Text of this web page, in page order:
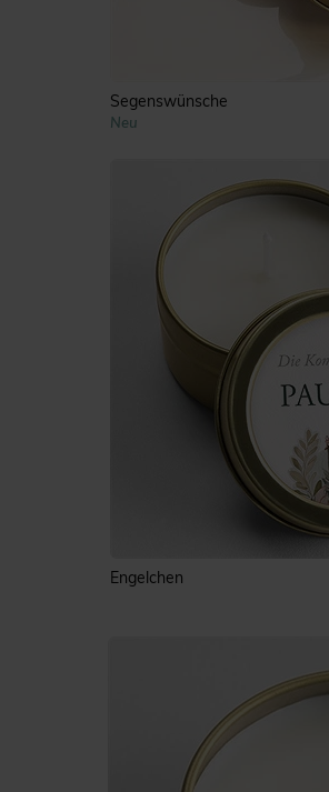
Segenswünsche
Neu
Engelchen